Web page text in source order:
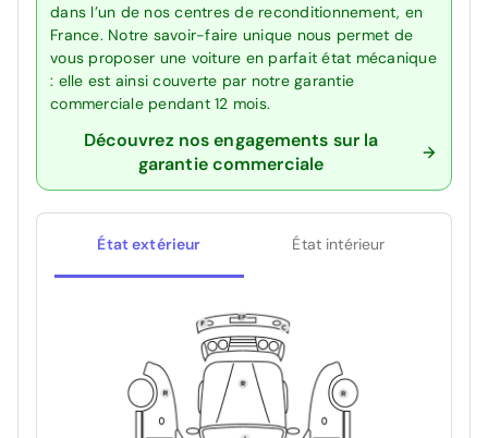
dans l’un de nos centres de reconditionnement, en
France. Notre savoir-faire unique nous permet de
vous proposer une voiture en parfait état mécanique
: elle est ainsi couverte par notre garantie
commerciale pendant 12 mois.
Découvrez nos engagements sur la
garantie commerciale
État extérieur État intérieur